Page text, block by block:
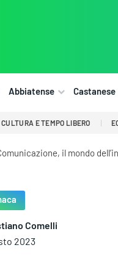
Abbiatense Castanese
CULTURA E TEMPO LIBERO
il mondo
Comelli
2023